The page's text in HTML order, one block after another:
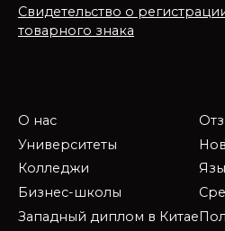
Свидетельство о
товарного знака
О нас
Университеты
Колледжи
Бизнес-школы
Западный диплом в Китае